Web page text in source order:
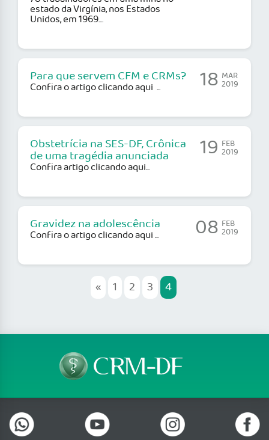
estado da Virgínia, nos Estados
Unidos, em 1969....
Para que servem CFM e CRMs?
Confira o artigo clicando aqui ... 18 MAR
2019
Obstetrícia na SES-DF, Crônica
de uma tragédia anunciada
Confira artigo clicando aqui...
19 FEB
2019
Gravidez na adolescência
Confira o artigo clicando aqui ... 08 FEB
2019
« 1 2 3 4